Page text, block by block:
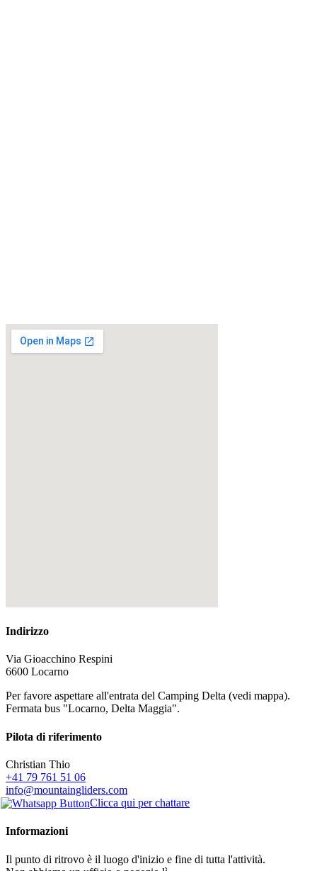
Indirizzo
Via Gioacchino Respini
6600 Locarno
Per favore aspettare all'entrata del Camping Delta (vedi mappa).
Fermata bus "Locarno, Delta Maggia".
Pilota di riferimento
Christian Thio
+41 79 761 51 06
info@mountaingliders.com
Clicca qui per chattare
Informazioni
Il punto di ritrovo è il luogo d'inizio e fine di tutta l'attività.